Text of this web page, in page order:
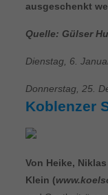
ausgeschenkt
Quelle: Gülser
Dienstag, 6.
Donnerstag, 25.
Koblenzer
Von Heike, Niklas
Klein (